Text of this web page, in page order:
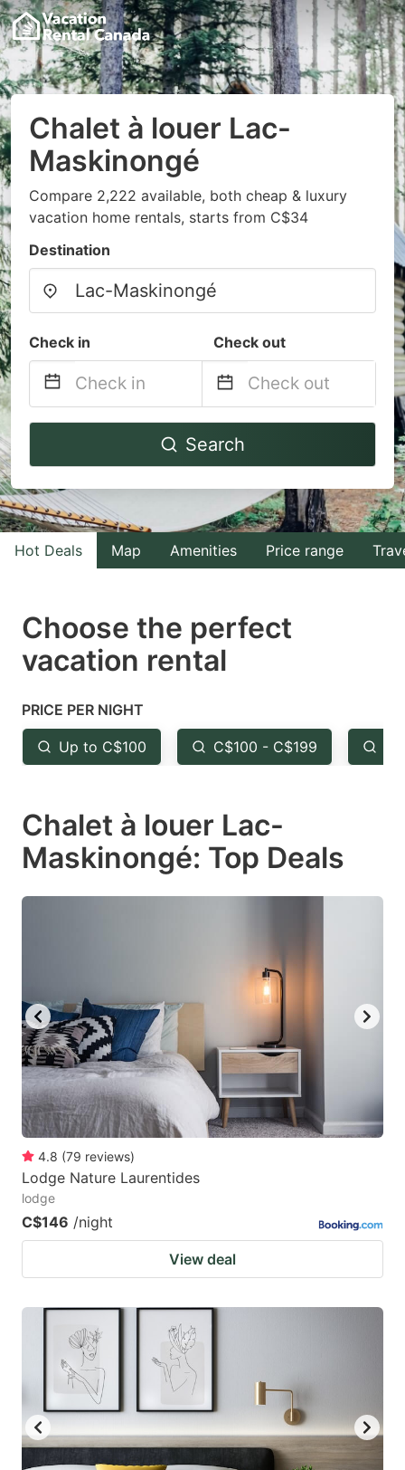
Chalet à louer Lac-
Maskinongé
Compare 2,222 available, both cheap & luxury
vacation home rentals, starts from C$34
Destination
Check in Check out
Navigate
to
interact
with
the
select
a
Press
the
question
key
to
changing
dates.
Navigate
to
interact
with
the
select
the
question
key
to
get
shortcuts
for
changing
dates.
Search
Hot Deals Map Amenities Price range
Choose the perfect
vacation rental
PRICE PER NIGHT
Up to C$100 C$100 - C$199
Chalet à louer Lac-
Maskinongé: Top Deals
4.8 (79 reviews)
Lodge Nature Laurentides
lodge
C$146 /night
View deal